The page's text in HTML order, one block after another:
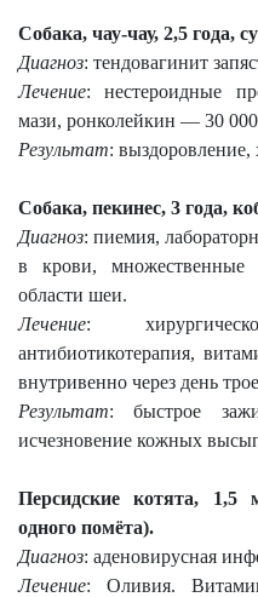
Собака, чау-чау, 2,5 года,
Диагноз: тендовагинит
Лечение: нестероидные
мази, ронколейкин — 30
Результат: выздоровление,
Собака, пекинес, 3 года,
Диагноз: пиемия,
в крови,
области шеи.
Лечение:
антибиотикотерапия,
внутривенно через день
Результат: быстрое
исчезновение кожных
Персидские котята,
одного помёта).
Диагноз: аденовирусная
Лечение: Оливия.